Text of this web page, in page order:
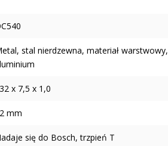
stal nierdzewna, materiał warstwowy,
x 7,5 x 1,0
mm
się do Bosch, trzpień T